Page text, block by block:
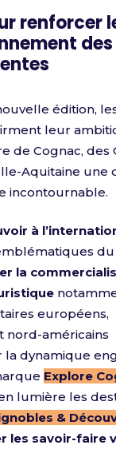
renforcer
des
édition,
leur
de Cognac, des
Aquitaine une
incontournable.
à
la
européens,
nord-américains
la dynamique
Explore
lumière les
&
les savoir-faire